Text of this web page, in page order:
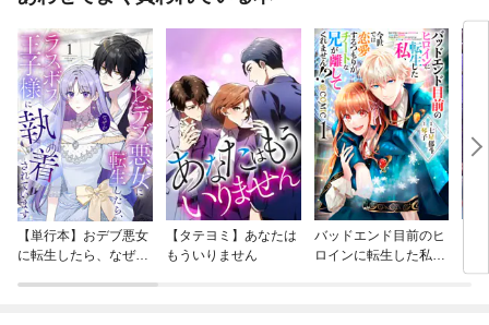
【単行本】おデブ悪女
に転生したら、なぜか
【タテヨミ】あなたは
もういりません
バッドエンド目前のヒ
ロインに転生した私、